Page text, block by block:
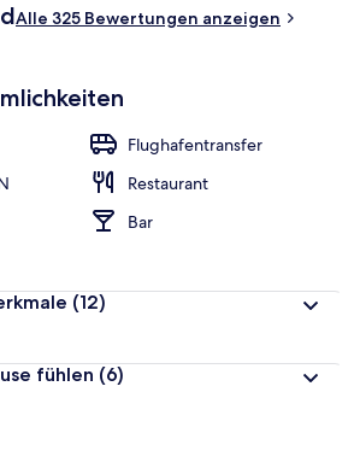
Alle 325 Bewertungen anzeigen
Flughafentransfer
Restaurant
Bar
(12)
fühlen (6)